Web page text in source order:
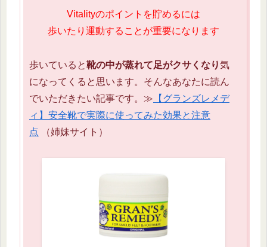
Vitalityのポイントを貯めるには
歩いたり運動することが重要になります
歩いていると靴の中が蒸れて足がクサくなり気
になってくると思います。そんなあなたに読ん
でいただきたい記事です。≫ 【グランズレメデ
ィ】安全靴で実際に使ってみた効果と注意
点 （姉妹サイト）